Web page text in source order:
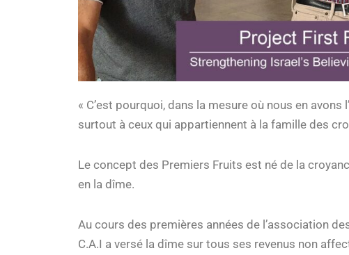
« C’est pourquoi, dans la mesure où nous en
surtout à ceux qui appartiennent à la famille des
Le concept des Premiers Fruits est né de la
en la dîme.
Au cours des premières années de l’association
C.A.I a versé la dîme sur tous ses revenus non